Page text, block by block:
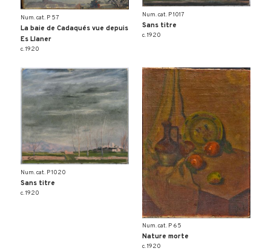
Num. cat. P 57
La baie de Cadaqués vue depuis
Es Llaner
c. 1920
Num. cat. P 1017
Sans titre
c. 1920
Num. cat. P 1020
Sans titre
c. 1920
Num. cat. P 65
Nature morte
c. 1920